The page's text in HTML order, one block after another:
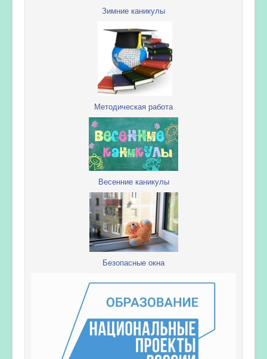
Зимние каникулы
Методическая работа
Весенние каникулы
Безопасные окна